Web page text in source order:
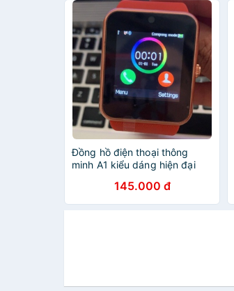
Đồng hồ điện thoại thông
minh A1 kiểu dáng hiện đại
145.000 đ